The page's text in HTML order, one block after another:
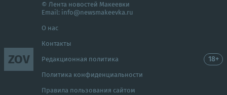
ZOV
© Лента новостей Макеевки
Email: info@newsmakeevka.ru
О нас
Контакты
Редакционная политика
Политика конфиденциальности
Правила пользования сайтом
18+